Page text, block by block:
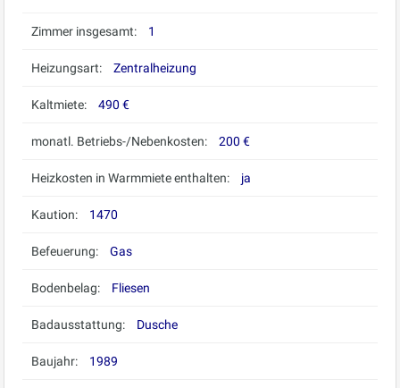
Zimmer insgesamt: 1
Heizungsart: Zentralheizung
Kaltmiete: 490 €
monatl. Betriebs-/Nebenkosten: 200 €
Heizkosten in Warmmiete enthalten: ja
Kaution: 1470
Befeuerung: Gas
Bodenbelag: Fliesen
Badausstattung: Dusche
Baujahr: 1989